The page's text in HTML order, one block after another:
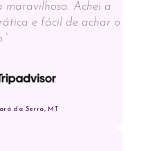
maravilhosa. Achei a
e fácil de achar o
da Serra, MT